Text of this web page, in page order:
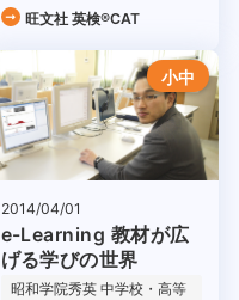
旺文社 英検®CAT
小中
2014/04/01
e-Learning 教材が広
げる学びの世界
昭和学院秀英 中学校・高等